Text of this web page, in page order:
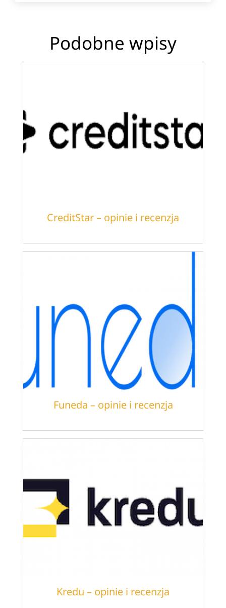
Podobne wpisy
CreditStar – opinie i recenzja
Funeda – opinie i recenzja
Kredu – opinie i recenzja